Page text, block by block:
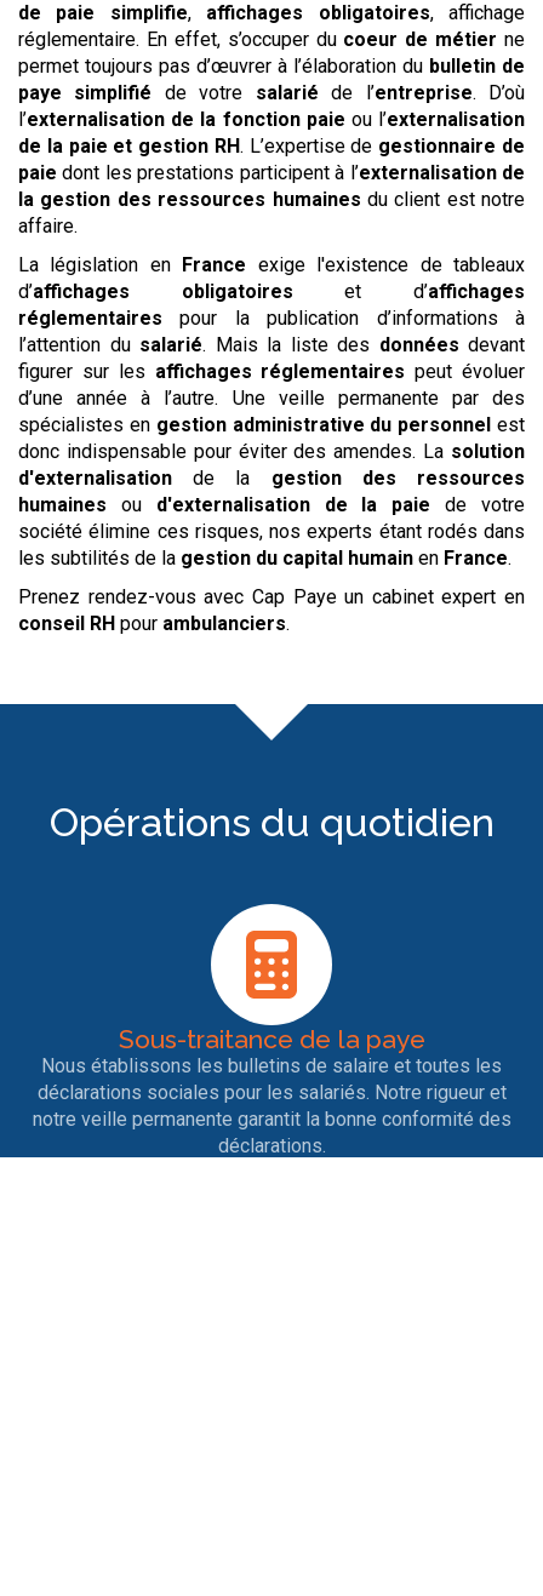
de paie simplifie, affichages obligatoires, affichage
réglementaire. En effet, s’occuper du coeur de métier ne
permet toujours pas d’œuvrer à l’élaboration du bulletin de
paye simplifié de votre salarié de l’entreprise. D’où
l’externalisation de la fonction paie ou l’externalisation
de la paie et gestion RH. L’expertise de gestionnaire de
paie dont les prestations participent à l’externalisation de
la gestion des ressources humaines du client est notre
affaire.
La législation en
France exige l'existence de tableaux
d’affichages obligatoires et d’affichages
réglementaires pour la publication d’informations à
l’attention du salarié. Mais la liste des données devant
figurer sur les affichages réglementairespeut évoluer
d’une année à l’autre. Une veille permanente par des
spécialistes en gestion administrative du personnel est
donc indispensable pour éviter des amendes. La solution
d'externalisation de la gestion des ressources
humaines ou d'externalisation de la paie de votre
société élimine ces risques, nos experts étant rodés dans
les subtilités de la gestion du capital humain en France.
Prenez rendez-vous avec Cap Paye un cabinet expert en
conseil RH pour ambulanciers.
Opérations du quotidien
Sous-traitance de la paye
Nous établissons les bulletins de salaire et toutes les
déclarations sociales pour les salariés. Notre rigueur et
notre veille permanente garantit la bonne conformité des
déclarations.